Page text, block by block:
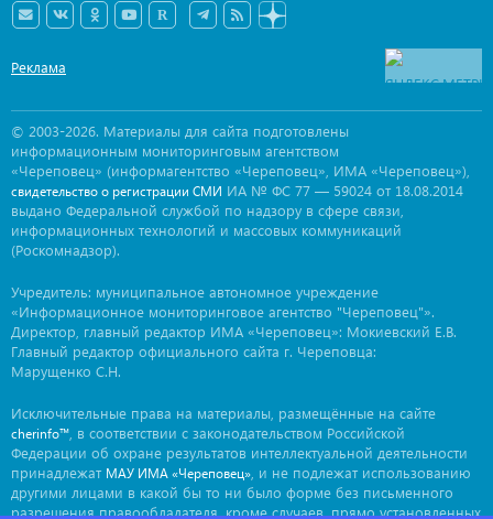
Реклама
© 2003-2026. Материалы для сайта подготовлены
информационным мониторинговым агентством
«Череповец» (информагентство «Череповец», ИМА «Череповец»),
свидетельство о регистрации СМИ ИА № ФС 77 — 59024 от 18.08.2014
выдано Федеральной службой по надзору в сфере связи,
информационных технологий и массовых коммуникаций
(Роскомнадзор).
Учредитель: муниципальное автономное учреждение
«Информационное мониторинговое агентство "Череповец"».
Директор, главный редактор ИМА «Череповец»: Мокиевский Е.В.
Главный редактор официального сайта г. Череповца:
Марущенко С.Н.
Исключительные права на материалы, размещённые на сайте
cherinfo™ , в соответствии с законодательством Российской
Федерации об охране результатов интеллектуальной деятельности
принадлежат МАУ ИМА «Череповец» , и не подлежат использованию
другими лицами в какой бы то ни было форме без письменного
разрешения правообладателя, кроме случаев, прямо установленных